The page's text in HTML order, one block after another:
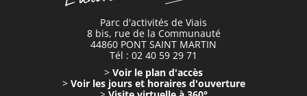
Parc d'activités de Viais
8 bis, rue de la Communauté
44860 PONT SAINT MARTIN
Tél : 02 40 59 29 71
> Voir le plan d'accès
> Voir les jours et horaires d'ouverture